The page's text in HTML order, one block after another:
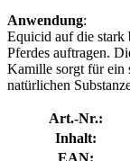
Anwendung:
Equicid auf die stark
Pferdes auftragen.
Kamille sorgt für ein
natürlichen
Art.-Nr.:
Inhalt:
EAN: